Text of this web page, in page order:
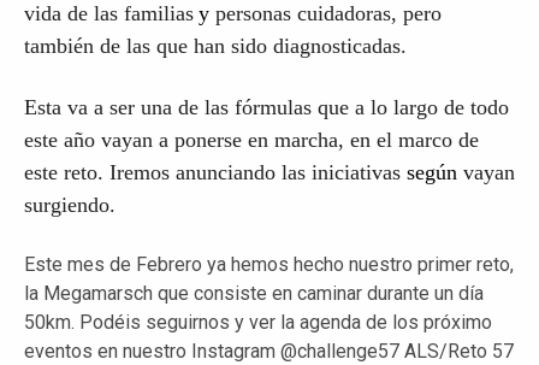
vida de las familias y personas cuidadoras, pero
también de las que han sido diagnosticadas.
Esta va a ser una de las fórmulas que a lo largo de todo
este año vayan a ponerse en marcha, en el marco de
este reto. Iremos anunciando las iniciativas según vayan
surgiendo.
Este mes de Febrero ya hemos hecho nuestro primer reto,
la Megamarsch que consiste en caminar durante un día
50km. Podéis seguirnos y ver la agenda de los próximo
eventos en nuestro Instagram @challenge57 ALS/Reto 57